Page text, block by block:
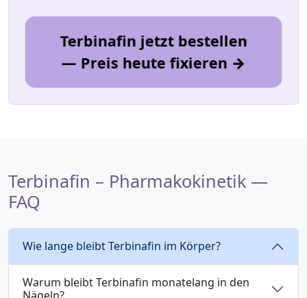
Terbinafin jetzt bestellen
— Preis heute fixieren →
Terbinafin – Pharmakokinetik —
FAQ
Wie lange bleibt Terbinafin im Körper?
Warum bleibt Terbinafin monatelang in den